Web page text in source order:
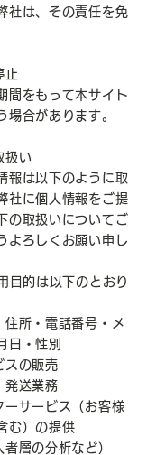
社は、その責任を免
止
間をもって本サイト
場合があります。
い
報は以下のように取
社に個人情報をご提
の取扱いについてご
よろしくお願い申し
目的は以下のとおり
住所・電話番号・メ
日・性別
スの販売
発送業務
ーサービス（お客様
む）の提供
層の分析など）